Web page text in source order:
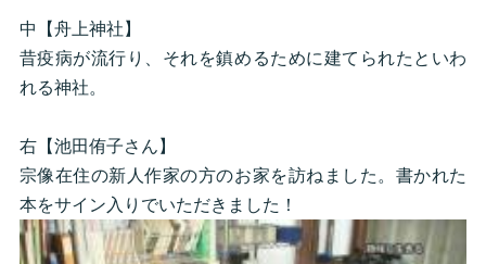
中【舟上神社】
昔疫病が流行り、それを鎮めるために建てられたといわ
れる神社。
右【池田侑子さん】
宗像在住の新人作家の方のお家を訪ねました。書かれた
本をサイン入りでいただきました！